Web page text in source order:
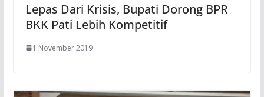
Lepas Dari Krisis, Bupati Dorong BPR
BKK Pati Lebih Kompetitif
1 November 2019